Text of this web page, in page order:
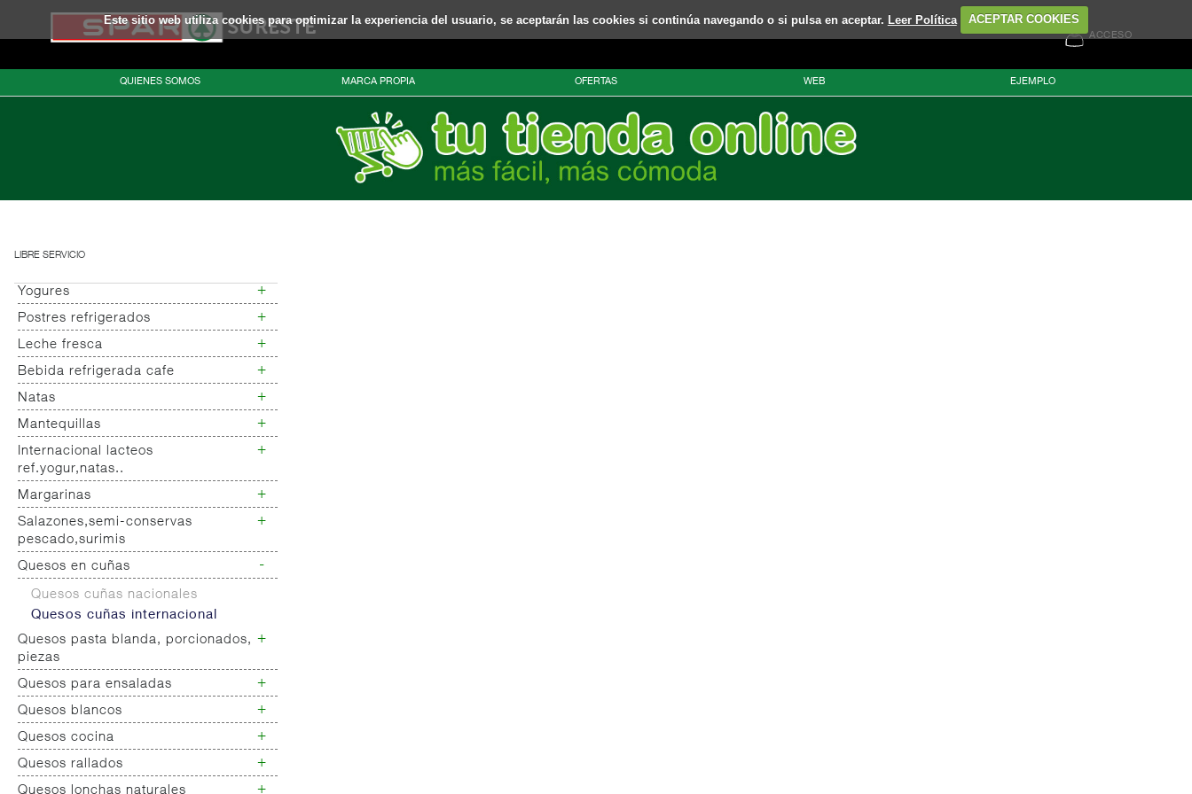
Este sitio web utiliza cookies para optimizar la experiencia del usuario, se aceptarán las cookies si continúa navegando o si pulsa en aceptar. Leer Política ACEPTAR COOKIES
ACCESO
QUIENES SOMOS MARCA PROPIA OFERTAS WEB EJEMPLO
LIBRE SERVICIO
Yogures +
Yogures
Yogur bifidus
Yogur salud
Postres refrigerados +
Postres refrigerados
Leche fresca +
Leche fresca
Bebida refrigerada cafe +
Bebida refrigerada cafe
Natas +
Natas
Mantequillas +
Mantequillas
Internacional lacteos
ref.yogur,natas..
+
Internacional natas mantequillas
Internacional yogur,postre,otros
lacteos
Margarinas +
Margarinas
Salazones,semi-conservas
pescado,surimis
+
Salazones
Bacalao-maruca
Ahumados-aceite
Caviar-sucedaneos
Quesos en cuñas -
Quesos cuñas nacionales
Quesos cuñas internacional
Quesos pasta blanda, porcionados,
piezas
+
Queso pasta blanda
Quesos cabra pasta blanda
Cremas queso untar
Quesos para ensaladas +
Quesos ensaladas
Quesos blancos +
Quesos mozarellas
Queso fresco ultrafiltrado
Queso fresco natural
Quesos cocina +
Queso cocina
Quesos rallados +
Quesos lonchas naturales +